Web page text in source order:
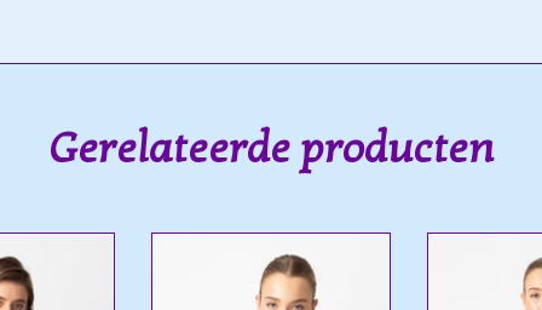
Gerelateerde producten